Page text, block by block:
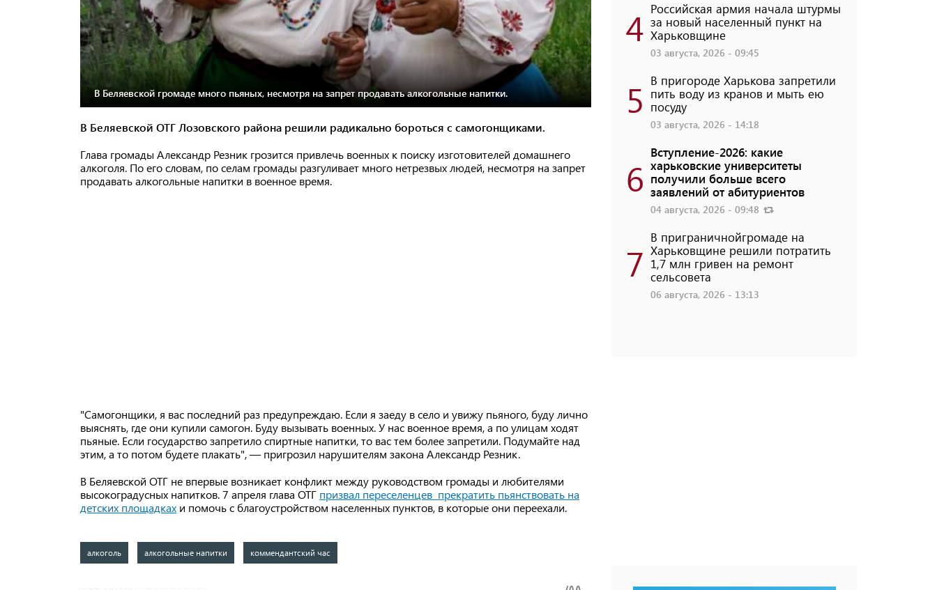
В Беляевской громаде много пьяных, несмотря на запрет продавать алкогольные напитки.
В Беляевской ОТГ Лозовского района решили радикально бороться с самогонщиками.
Глава громады Александр Резник грозится привлечь военных к поиску изготовителей домашнего
алкоголя. По его словам, по селам громады разгуливает много нетрезвых людей, несмотря на запрет
продавать алкогольные напитки в военное время.
"Самогонщики, я вас последний раз предупреждаю. Если я заеду в село и увижу пьяного, буду лично
выяснять, где они купили самогон. Буду вызывать военных. У нас военное время, а по улицам ходят
пьяные. Если государство запретило спиртные напитки, то вас тем более запретили. Подумайте над
этим, а то потом будете плакать", — пригрозил нарушителям закона Александр Резник.
В Беляевской ОТГ не впервые возникает конфликт между руководством громады и любителями
высокоградусных напитков. 7 апреля глава ОТГ призвал переселенцев прекратить пьянствовать на
детских площадках и помочь с благоустройством населенных пунктов, в которые они переехали.
алкоголь алкогольные напитки коммендантский час
4 Российская армия начала штурмы
за новый населенный пункт на
Харьковщине
03 августа, 2026 - 09:45
5 В пригороде Харькова запретили
пить воду из кранов и мыть ею
посуду
03 августа, 2026 - 14:18
6
Вступление-2026: какие
харьковские университеты
получили больше всего
заявлений от абитуриентов
04 августа, 2026 - 09:48
7
В приграничнойгромаде на
Харьковщине решили потратить
1,7 млн ​​гривен на ремонт
сельсовета
06 августа, 2026 - 13:13